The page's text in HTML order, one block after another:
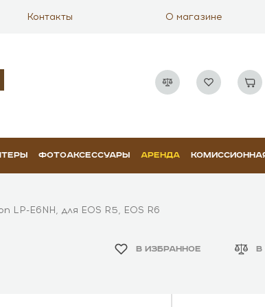
Контакты О магазине
ФОТОАКСЕССУАРЫ АРЕНДА
LP-E6NH, для EOS R5, EOS R6
В ИЗБРАННОЕ В